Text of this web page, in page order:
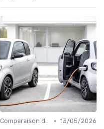
Comparaison des Modèles • 13/05/2026